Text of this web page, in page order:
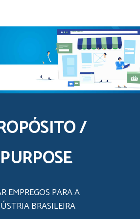
/
PURPOSE
EMPREGOS PARA A
BRASILEIRA